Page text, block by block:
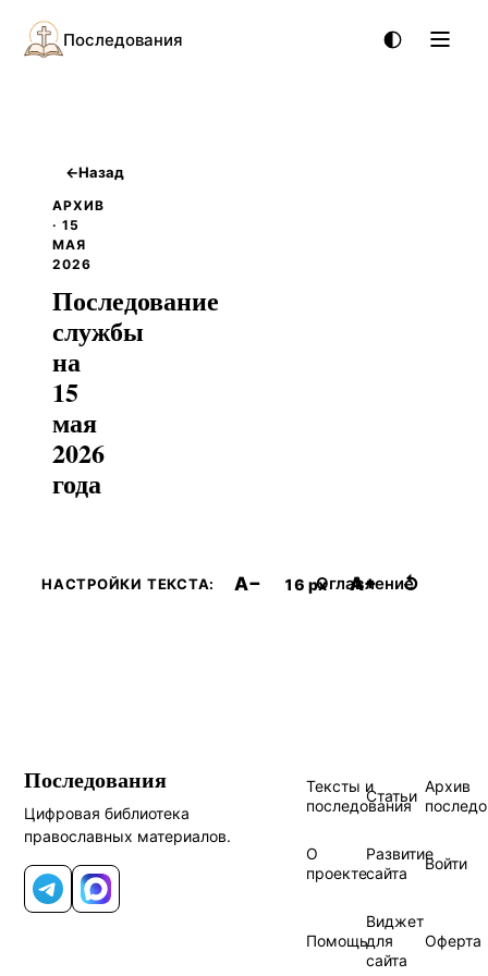
Последования
←Назад
АРХИВ
· 15
МАЯ
2026
Последование
службы
на
15
мая
2026
года
НАСТРОЙКИ ТЕКСТА: A− 16 px A+ ↺
Оглавление
Последования
Цифровая библиотека
православных материалов.
Telegram
MAX
Тексты и
последования
Статьи
Архив
О
проекте
Развитие
сайта
Войти
Помощь
Виджет
для
сайта
Оферта